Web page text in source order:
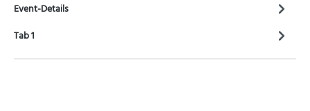
Event-Details
Tab 1